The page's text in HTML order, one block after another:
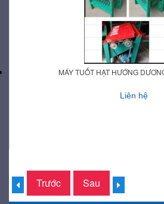
MÁY TUỐT HẠT HƯỚNG
Liên hệ
Trước Sau